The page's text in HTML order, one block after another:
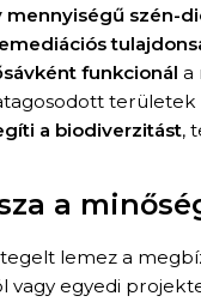
mennyiségű szén-
funkcionál a
területek
a biodiverzitást,
a
lemez a
vagy egyedi